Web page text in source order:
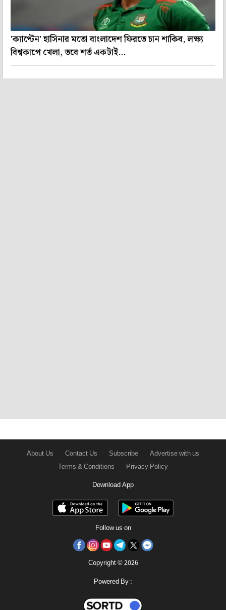
'ক্যাপ্টেন' হাসিনার মতো বাংলাদেশ ফিরতে চান শাকিব, লক্ষ্য
বিশ্বকাপে খেলা, তবে শর্ত একটাই...
About Us Contact Us Subscribe
Advertise with us
Terms & Conditions
Privacy Policy
Download App
Follow us on
Copyright © 2026
Powered By :